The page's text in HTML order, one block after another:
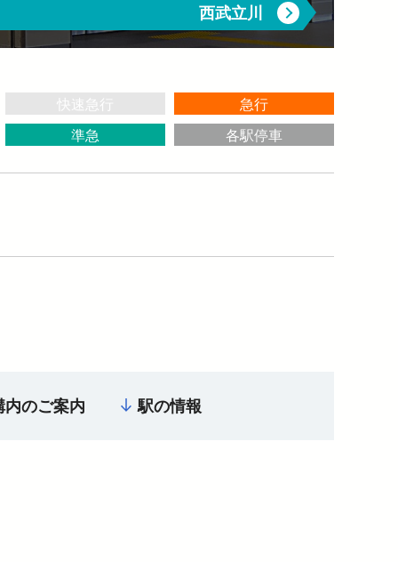
→
西武立川
快速急行
急行
準急
各駅停車
内のご案内 駅の情報